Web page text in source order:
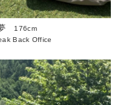
176cm
Back Office